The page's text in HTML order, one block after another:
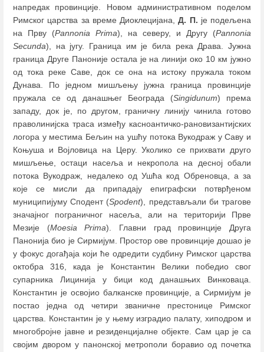
напредак провинције. Новом административном поделом
Римског царства за време Диоклецијана,Д. П. је подељена
на Прву (Pannonia Prima), на северу, и Другу (Pannonia
Secunda), на југу. Граница им је била река Драва. Јужна
граница Друге Паноније остала је на линији око 10 км јужно
од тока реке Саве, док се она на истоку пружала током
Дунава. По једном мишљењу јужна граница провинције
пружала се од данашњег Београда (Singidunum) према
западу, док је, по другом, граничну линију чинила готово
праволинијска траса између касноантичко-рановизантијских
логора у местима Бељин на ушћу потока Вукодраж у Саву и
Коњуша и Војловица на Церу. Уколико се прихвати друго
мишљење, остаци насеља и некропола на десној обали
потока Вукодраж, недалеко од Ушћа код Обреновца, а за
које се мисли да припадају епиграфски потврђеном
муниципијуму Сподент (Spodent), представљали би трагове
значајног пограничног насеља, али на територији Прве
Мезије (Moesia Prima). Главни град провинције Друга
Панонија био је Сирмијум. Простор ове провинције дошао је
у фокус догађаја који ће одредити судбину Римског царства
октобра 316, када је Константин Велики победио свог
супарника Лицинија у бици код данашњих Винковаца.
Константин је освојио балканске провинције, а Сирмијум је
постао једна од четири званичне престонице Римског
царства. Константин је у њему изградио палату, хиподром и
многобројне јавне и резиденцијалне објекте. Сам цар је са
својим двором у панонској метрополи боравио од почетка